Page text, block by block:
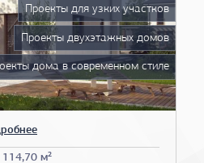
м²
Проекты для узких участков
Проекты двухэтажных домов
дома в современном стиле